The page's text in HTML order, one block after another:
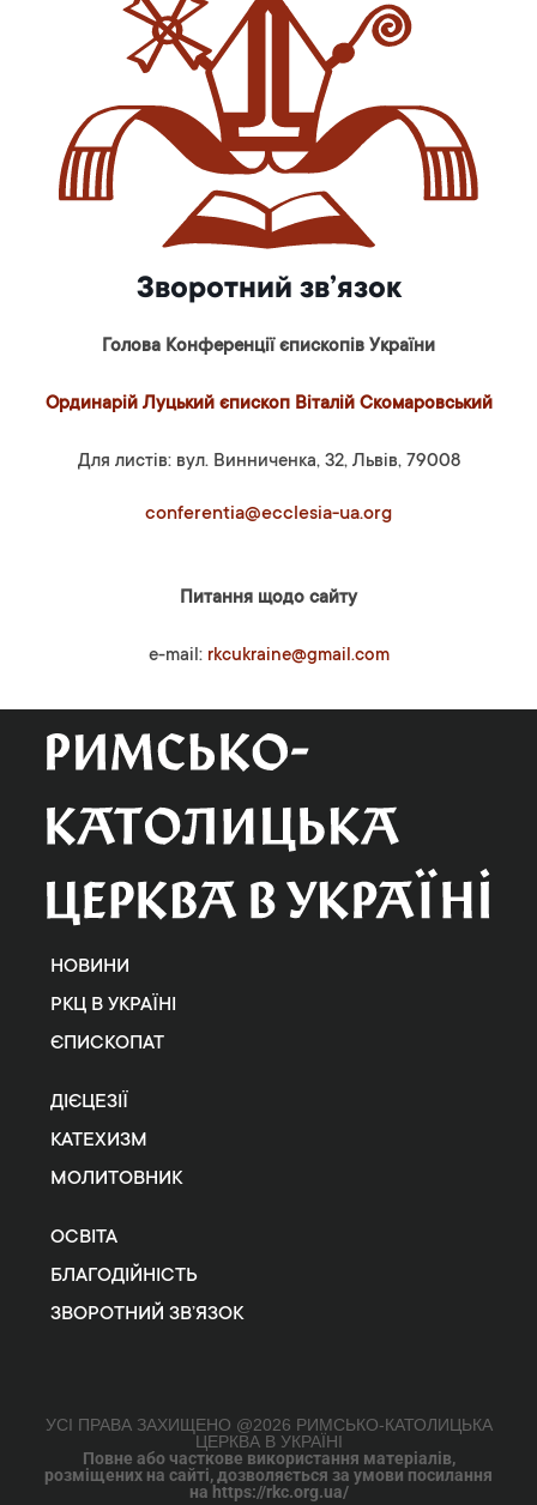
Зворотний зв’язок
Голова Конференції єпископів України
Ординарій Луцький єпископ Віталій Скомаровський
Для листів: вул. Винниченка, 32, Львів, 79008
conferentia@ecclesia-ua.org
Питання щодо сайту
e-mail: rkcukraine@gmail.com
НОВИНИ
РКЦ В УКРАЇНІ
ЄПИСКОПАТ
ДІЄЦЕЗІЇ
КАТЕХИЗМ
МОЛИТОВНИК
ОСВІТА
БЛАГОДІЙНІСТЬ
ЗВОРОТНИЙ ЗВ’ЯЗОК
УСІ ПРАВА ЗАХИЩЕНО @2026 РИМСЬКО-КАТОЛИЦЬКА
ЦЕРКВА В УКРАЇНІ
Повне або часткове використання матеріалів,
розміщених на сайті, дозволяється за умови посилання
на https://rkc.org.ua/